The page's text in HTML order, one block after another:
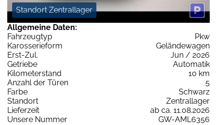
Standort Zentrallager
Allgemeine Daten:
Fahrzeugtyp
Pkw
Karosserieform
Geländewagen
Erst-Zul.
Jun / 2026
Getriebe
Automatik
Kilometerstand
10 km
Anzahl der Türen
5
Farbe
Schwarz
Standort
Zentrallager
Lieferzeit
ab ca. 11.08.2026
Unsere Nummer
GW-AML6356